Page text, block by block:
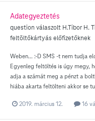
Adategyeztetés
question válaszolt H.Tibor H.
feltöltőkártyás előfizetőknek
Weben... :-D SMS -t nem tudja
Egyenleg feltöltés is úgy megy,
adja a számát meg a pénzt a
hiába akarta feltölteni akkor se
2019. március 12. 16